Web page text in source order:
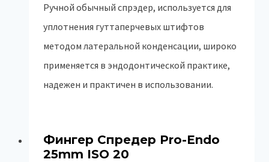
Ручной обычный спрэдер, используется для
уплотнения гуттаперчевых штифтов
методом латеральной конденсации, широко
применяется в эндодонтической практике,
надежен и практичен в использовании.
Фингер Спредер Pro-Endo
25mm ISO 20